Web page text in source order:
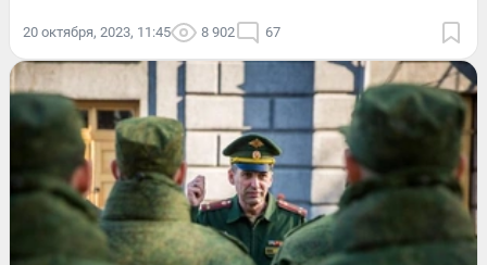
20 октября, 2023, 11:45 8 902 67